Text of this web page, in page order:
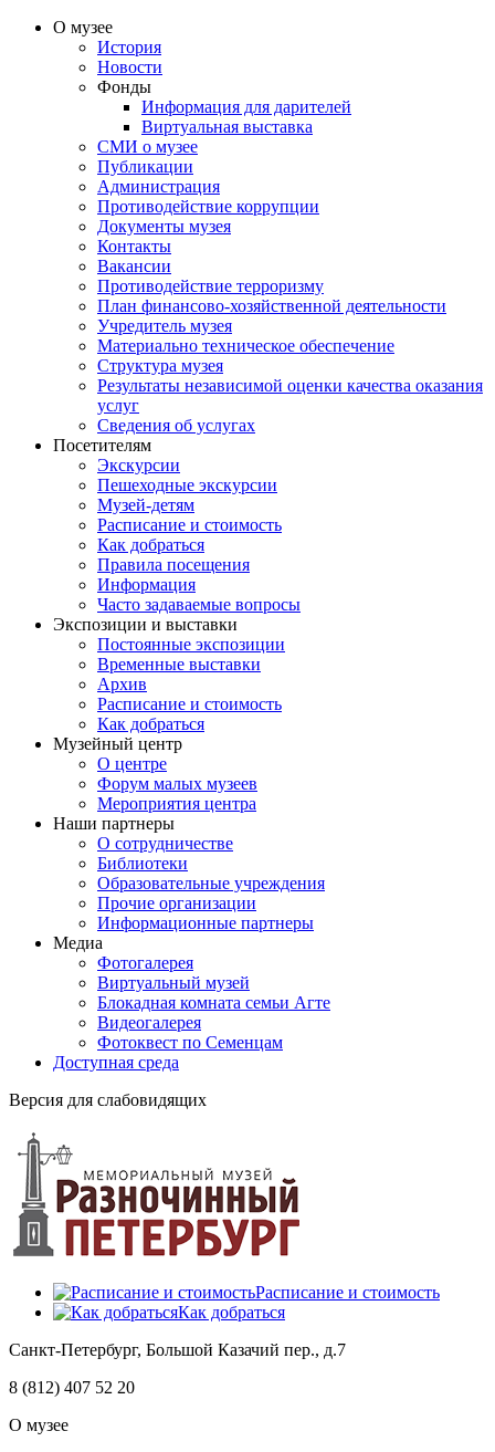
О музее
История
Новости
Фонды
Информация для дарителей
Виртуальная выставка
СМИ о музее
Публикации
Администрация
Противодействие коррупции
Документы музея
Контакты
Вакансии
Противодействие терроризму
План финансово-хозяйственной деятельности
Учредитель музея
Материально техническое обеспечение
Структура музея
Результаты независимой оценки качества оказания
услуг
Сведения об услугах
Посетителям
Экскурсии
Пешеходные экскурсии
Музей-детям
Расписание и стоимость
Как добраться
Правила посещения
Информация
Часто задаваемые вопросы
Экспозиции и выставки
Постоянные экспозиции
Временные выставки
Архив
Расписание и стоимость
Как добраться
Музейный центр
О центре
Форум малых музеев
Мероприятия центра
Наши партнеры
О сотрудничестве
Библиотеки
Образовательные учреждения
Прочие организации
Информационные партнеры
Медиа
Фотогалерея
Виртуальный музей
Блокадная комната семьи Агте
Видеогалерея
Фотоквест по Семенцам
Доступная среда
Версия для слабовидящих
Расписание и стоимость
Как добраться
Санкт-Петербург, Большой Казачий пер., д.7
8 (812) 407 52 20
О музее